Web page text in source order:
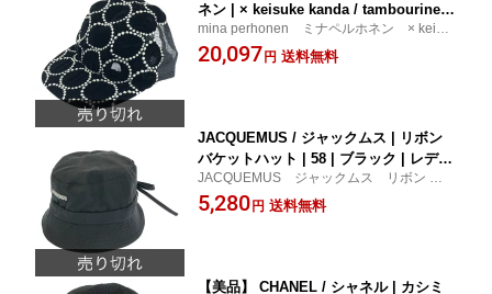
ネン | × keisuke kanda / tambourine /
タンバリン エンブロイダリー キャップ
帽子 / アジャスター調整可 | F | ブラッ
mina perhonen ミナペルホネン × keisuk
e kanda / tambourine / タンバリン エンブロ
イダリー キャップ 帽子 / アジャスター調整
20,097 円 送料無料
JACQUEMUS / ジャックムス | リボン
バケットハット | 58 | ブラック | レディ
ース
JACQUEMUS ジャックムス リボン バケ
ットハット レディース 小物 帽子 ブ
ラック 古着
5,280 円 送料無料
【美品】 CHANEL / シャネル | カシミ